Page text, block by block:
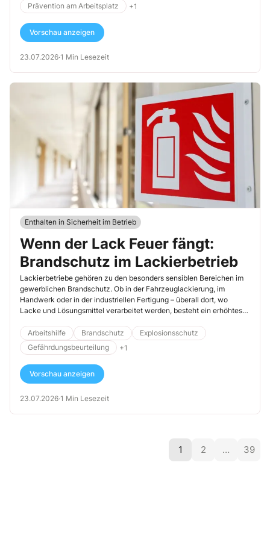
Prävention am Arbeitsplatz
+1
Vorschau anzeigen
23.07.2026·1 Min Lesezeit
Enthalten in Sicherheit im Betrieb
Wenn der Lack Feuer fängt:
Brandschutz im Lackierbetrieb
Lackierbetriebe gehören zu den besonders sensiblen Bereichen im
gewerblichen Brandschutz. Ob in der Fahrzeuglackierung, im
Handwerk oder in der industriellen Fertigung – überall dort, wo
Lacke und Lösungsmittel verarbeitet werden, besteht ein erhöhtes
sofort sichtbar, können aber im Ernstfall erhebliche Schäden
verursachen.
Arbeitshilfe Brandschutz
Explosionsschutz
Gefährdungsbeurteilung
+1
Vorschau anzeigen
23.07.2026·1 Min Lesezeit
1 2 … 39